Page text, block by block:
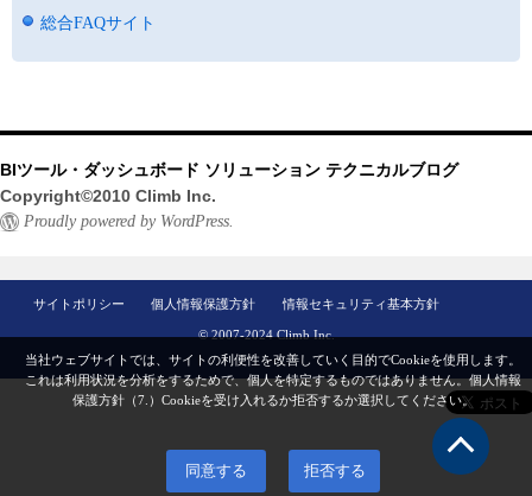
総合FAQサイト
BIツール・ダッシュボード ソリューション テクニカルブログ
Copyright©2010 Climb Inc.
Proudly powered by WordPress.
サイトポリシー 個人情報保護方針 情報セキュリティ基本方針
© 2007-2024 Climb Inc.
当社ウェブサイトでは、サイトの利便性を改善していく目的でCookieを使用します。
これは利用状況を分析をするためで、個人を特定するものではありません。個人情報
保護方針（7.） Cookieを受け入れるか拒否するか選択してください。
同意する 拒否する